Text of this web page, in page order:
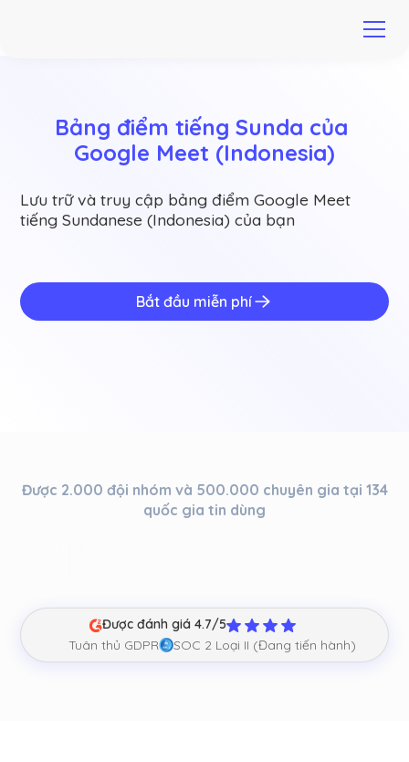
Bảng điểm tiếng Sunda của
Google Meet (Indonesia)
Lưu trữ và truy cập bảng điểm Google Meet
tiếng Sundanese (Indonesia) của bạn
Bắt đầu miễn phí
Được 2.000 đội nhóm và 500.000 chuyên gia tại 134
quốc gia tin dùng
Được đánh giá 4.7/5
Tuân thủ GDPR
SOC 2 Loại II (Đang tiến hành)